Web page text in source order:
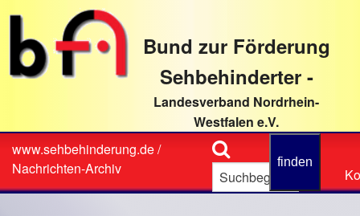
direkt
Textinhalt
Bund zur Förderung
Sehbehinderter -
Landesverband Nordrhein-
Westfalen e.V.
Sie
sind
www.sehbehinderung.de/
Nachrichten-Archiv
Suche